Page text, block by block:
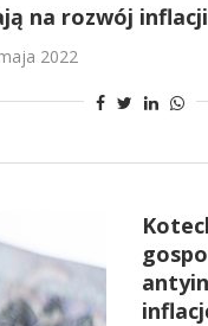
na rozwój
2022